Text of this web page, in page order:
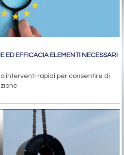
ED EFFICACIA ELEMENTI NECESSARI
interventi rapidi per consentire di